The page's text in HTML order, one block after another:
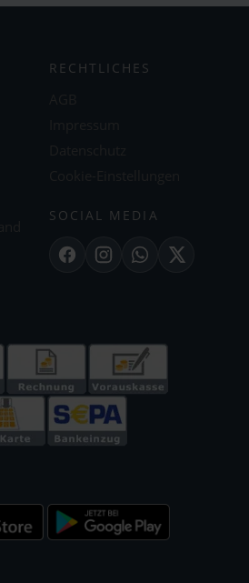
RECHTLICHES
SOCIAL MEDIA
FacebookInstagramWhatsApp
X